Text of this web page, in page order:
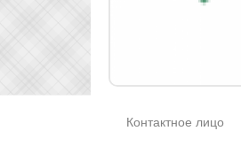
Контактное лицо